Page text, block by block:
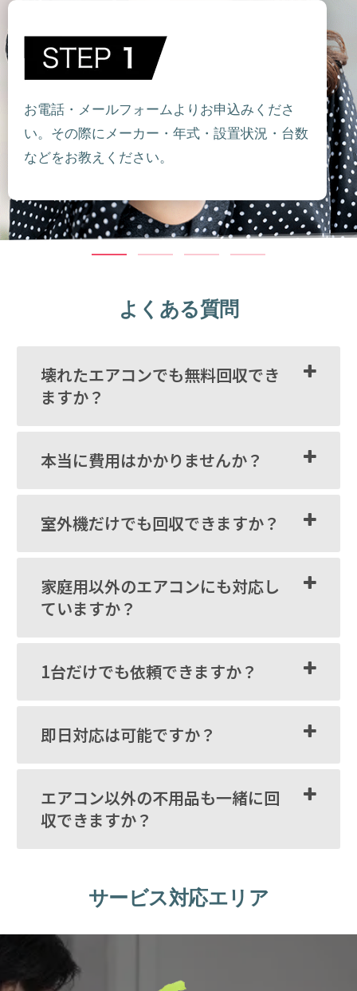
お電話・メールフォームよりお申込みくださ
い。その際にメーカー・年式・設置状況・台数
などをお教えください。
よくある質問
壊れたエアコンでも無料回収でき
ますか？
本当に費用はかかりませんか？
室外機だけでも回収できますか？
家庭用以外のエアコンにも対応し
ていますか？
1台だけでも依頼できますか？
即日対応は可能ですか？
エアコン以外の不用品も一緒に回
収できますか？
サービス対応エリア